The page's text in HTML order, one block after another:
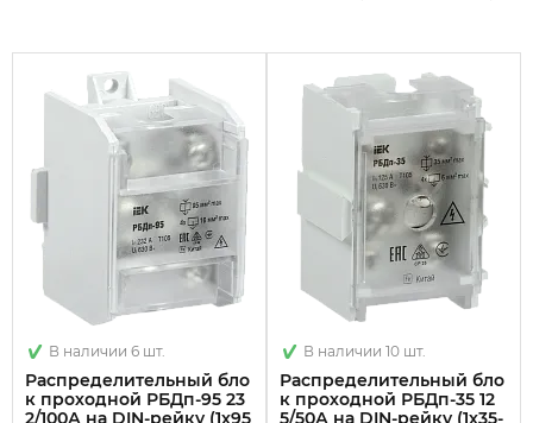
В наличии 6 шт.
Распределительный бло
к проходной РБДп-95 23
2/100А на DIN-рейку (1х95
В наличии 10 шт.
Распределительный бло
к проходной РБДп-35 12
5/50А на DIN-рейку (1х35-